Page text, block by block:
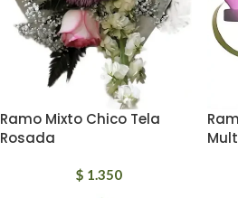
Ramo Mixto Chico Tela
Rosada
$ 1.350